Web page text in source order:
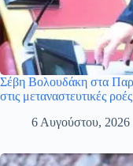
Σέβη Βολουδάκη στα
στις μεταναστευτικές
6 Αυγούστου, 2026